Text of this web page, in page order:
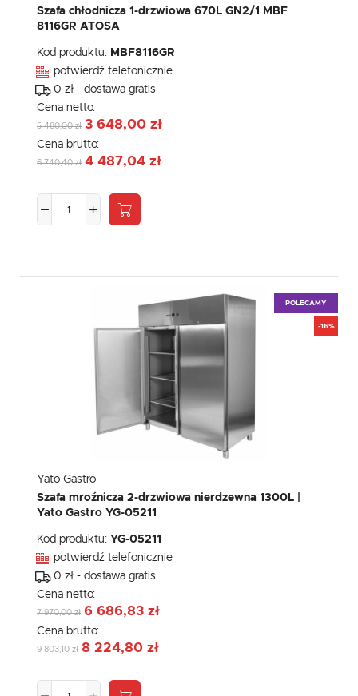
Szafa chłodnicza 1-drzwiowa 670L GN2/1 MBF
8116GR ATOSA
Kod produktu: MBF8116GR
potwierdź telefonicznie
0 zł - dostawa gratis
Cena netto:
5 480,00 zł 3 648,00 zł
Cena brutto:
6 740,40 zł 4 487,04 zł
POLECAMY
-16%
Yato Gastro
Szafa mroźnicza 2-drzwiowa nierdzewna 1300L |
Yato Gastro YG-05211
Kod produktu: YG-05211
potwierdź telefonicznie
0 zł - dostawa gratis
Cena netto:
7 970,00 zł 6 686,83 zł
Cena brutto:
9 803,10 zł 8 224,80 zł